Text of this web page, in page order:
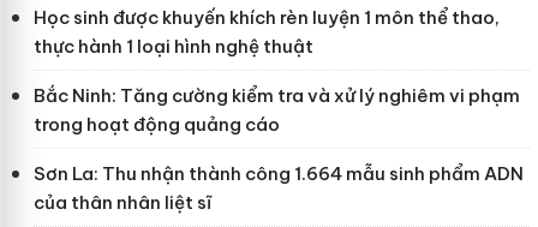
Học sinh được khuyến khích rèn luyện 1 môn thể thao,
thực hành 1 loại hình nghệ thuật
Bắc Ninh: Tăng cường kiểm tra và xử lý nghiêm vi phạm
trong hoạt động quảng cáo
Sơn La: Thu nhận thành công 1.664 mẫu sinh phẩm ADN
của thân nhân liệt sĩ